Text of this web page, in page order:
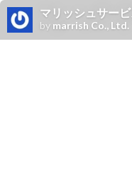
マリッシュサー
by marrish Co., Ltd.